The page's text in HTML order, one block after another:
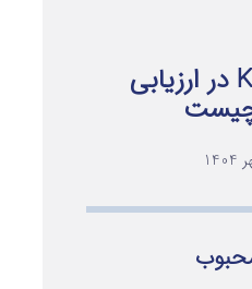
نقش KPI در ارزیابی
چیست